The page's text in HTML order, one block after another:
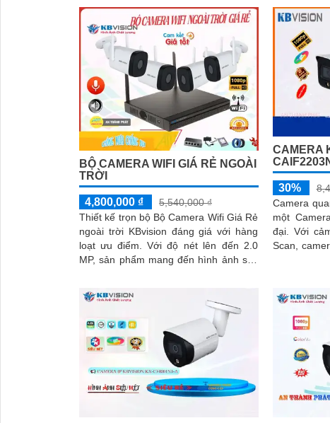
bảo hoạt động bền bỉ trong mọi điều
kiện môi trường
BỘ CAMERA WIFI GIÁ RẺ NGOÀI
TRỜI
4,800,000 ₫
5,540,000 ₫
Thiết kế trọn bộ Bộ Camera Wifi Giá Rẻ
ngoài trời KBvision đáng giá với hàng
loạt ưu điểm. Với độ nét lên đến 2.0
MP, sản phẩm mang đến hình ảnh sắc
CAMERA
30%
Camera
một
đại. Với cảm biến CMOS Progressive
Scan,